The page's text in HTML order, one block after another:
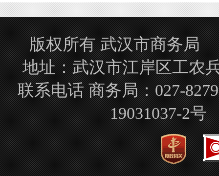
版权所有 武汉市商务局
地址：武汉市江岸区工
联系电话 商务局：027-
19031037-2号